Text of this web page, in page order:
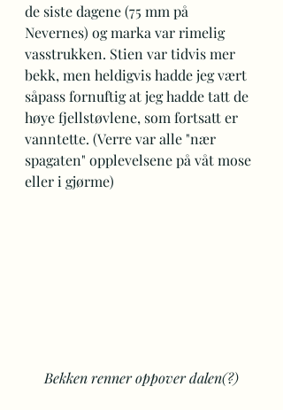
de siste dagene (75 mm på
Nevernes) og marka var rimelig
vasstrukken. Stien var tidvis mer
bekk, men heldigvis hadde jeg vært
såpass fornuftig at jeg hadde tatt de
høye fjellstøvlene, som fortsatt er
vanntette. (Verre var alle "nær
spagaten" opplevelsene på våt mose
eller i gjørme)
Bekken renner oppover dalen(?)